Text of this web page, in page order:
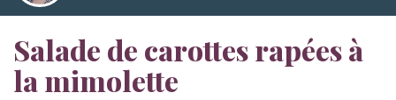
Salade de carottes rapées à
la mimolette